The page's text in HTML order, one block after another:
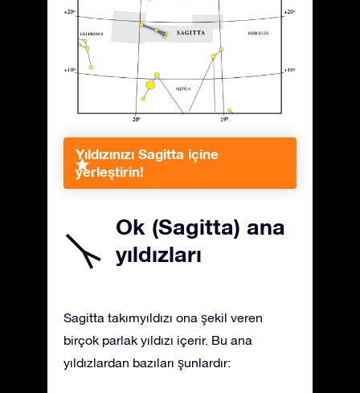
Yıldızınızı Sagitta içine
yerleştirin!
Ok (Sagitta) ana
yıldızları
Sagitta takımyıldızı ona şekil veren
birçok parlak yıldızı içerir. Bu ana
yıldızlardan bazıları şunlardır: